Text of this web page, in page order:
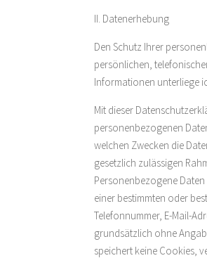
II. Datenerhebung
Den Schutz Ihrer
persönlichen,
Informationen unterliege
Mit dieser
personenbezogenen
welchen Zwecken die
gesetzlich zulässigen
Personenbezogene
einer bestimmten oder
Telefonnummer, E-Mail-
grundsätzlich ohne
speichert keine Cookies,